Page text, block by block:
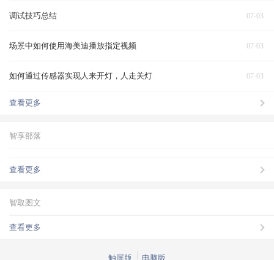
07-03
调试技巧总结
07-03
场景中如何使用海美迪播放指定视频
07-03
如何通过传感器实现人来开灯，人走关灯
查看更多
智享部落
查看更多
智取图文
查看更多
触屏版 电脑版